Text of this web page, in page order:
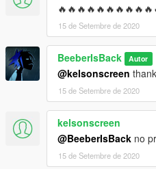
15 de Setembre de 2020
BeeberIsBack Autor
@kelsonscreen
15 de Setembre de 2020
kelsonscreen
@BeeberIsBack no
15 de Setembre de 2020